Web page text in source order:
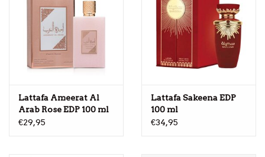
Lattafa Ameerat Al
Arab Rose EDP 100 ml
€29,95
Lattafa Sakeena EDP
100 ml
€34,95